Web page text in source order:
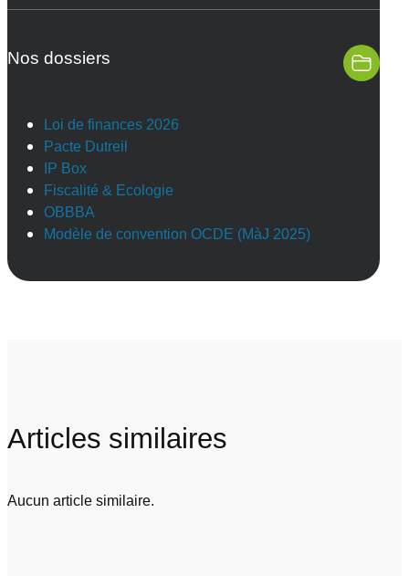
Nos dossiers
Loi de finances 2026
Pacte Dutreil
IP Box
Fiscalité & Ecologie
OBBBA
Modèle de convention OCDE (MàJ 2025)
Articles similaires
Aucun article similaire.